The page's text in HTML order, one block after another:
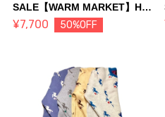
SALE【WARM MARKET】HOWHOUSE オリジナルセーター「サメ」Sサイズ(マリンブルー)
¥7,700 50%OFF